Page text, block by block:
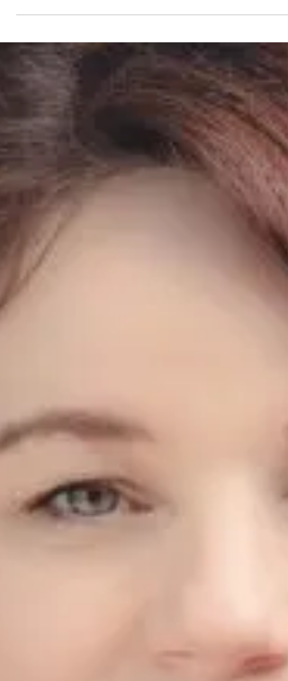
zdravlje je dobro poznata, po svojim
umirujućim i opuštajućim efektima, stoga
mnogi ljudi žele da...